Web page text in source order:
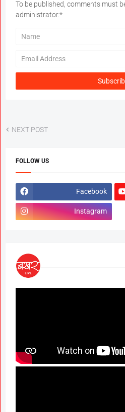
To be published, comments must
administrator.*
NEXT POST
FOLLOW US
Facebook
Instagram